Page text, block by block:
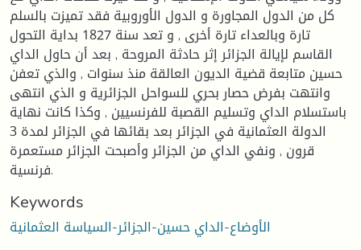
كل من الدول المجاورة و الدول الأوروبية فقد تميزت بالسلم
تارة وبالعداء تارة أخرى , و تعد سنة 1827 بداية التحول
القاسم لإيالة الجزائر إثر حادثة المروحة , بعد أن حاول الداي
حسين متابعة قضية الديون العالقة منذ سنوات , والذي تعفن
وانتهت بفرض حصار بحري للسواحل الجزائرية و الذي انتهى
باستسلام الداي وتسليم القصبة للفرنسيين , وكذا كانت نهاية
الدولة العثمانية في الجزائر بعد بقائها في الجزائر لمدة 3
قرون , ونفي الداي من الجزائر وأصبحت الجزائر مستعمرة
فرنسية.
Keywords
الأوضاع-الداي حسين-الجزائر-السياسة العثمانية